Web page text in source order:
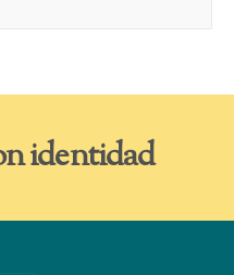
identidad